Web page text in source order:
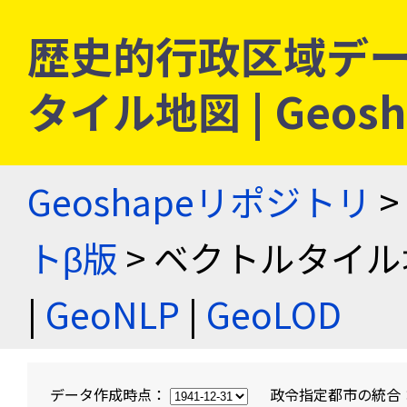
歴史的行政区域デ
タイル地図 |
Geoshapeリポジトリ >
トβ版 > ベクトルタイ
| GeoNLP | GeoLOD
データ作成時点： 政令指定都市の統